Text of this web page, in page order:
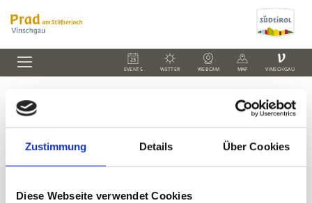
Zustimmung Details Über Cookies
Diese Webseite verwendet Cookies
EVENTS WETTER WEBCAM MAP
V
VINSCHGAU
Unterkünfte